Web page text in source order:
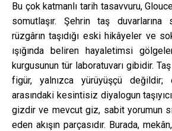
Bu çok katmanlı tarih tasavvuru,
somutlaşır. Şehrin taş
rüzgârın taşıdığı eski hikâyeler ve
ışığında beliren hayaletimsi
kurgusunun tür laboratuvarı gibidir.
figür, yalnızca yürüyüşçü
arasındaki kesintisiz diyalogun
gizdir ve mevcut giz, sabit yorumun
eden akışın parçasıdır. Burada,